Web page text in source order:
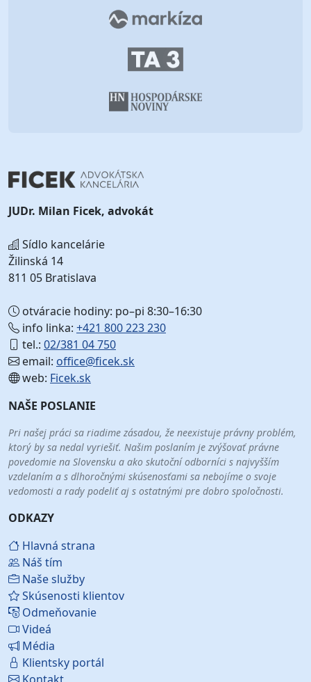
JUDr. Milan Ficek, advokát
Sídlo kancelárie
Žilinská 14
811 05 Bratislava
otváracie hodiny: po–pi 8:30–16:30
info linka: +421 800 223 230
tel.: 02/381 04 750
email: office@ficek.sk
web: Ficek.sk
NAŠE POSLANIE
Pri našej práci sa riadime zásadou, že neexistuje právny problém,
ktorý by sa nedal vyriešiť. Našim poslaním je zvýšovať právne
povedomie na Slovensku a ako skutoční odborníci s najvyšším
vzdelaním a s dlhoročnými skúsenosťami sa nebojíme o svoje
vedomosti a rady podeliť aj s ostatnými pre dobro spoločnosti.
ODKAZY
Hlavná strana
Náš tím
Naše služby
Skúsenosti klientov
Odmeňovanie
Videá
Média
Klientsky portál